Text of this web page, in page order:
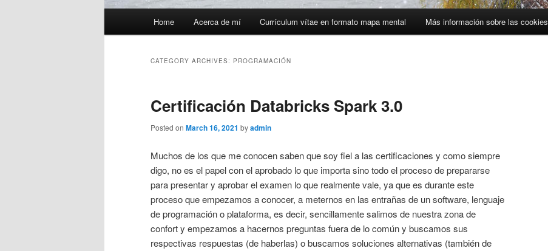
Home Acerca de mí Currículum vítae en formato mapa mental Más información sobre las cookies
CATEGORY ARCHIVES: PROGRAMACIÓN
Certificación Databricks Spark 3.0
Posted on March 16, 2021 byadmin
Muchos de los que me conocen saben que soy fiel a las certificaciones y como siempre
digo, no es el papel con el aprobado lo que importa sino todo el proceso de prepararse
para presentar y aprobar el examen lo que realmente vale, ya que es durante este
proceso que empezamos a conocer, a meternos en las entrañas de un software, lenguaje
de programación o plataforma, es decir, sencillamente salimos de nuestra zona de
confort y empezamos a hacernos preguntas fuera de lo común y buscamos sus
respectivas respuestas (de haberlas) o buscamos soluciones alternativas (también de